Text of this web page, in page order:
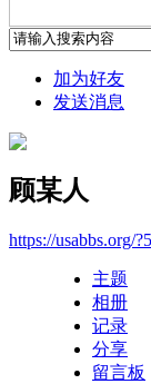
加为好友
发送消息
顾某人
https://usabbs.org/
主题
相册
记录
分享
留言板